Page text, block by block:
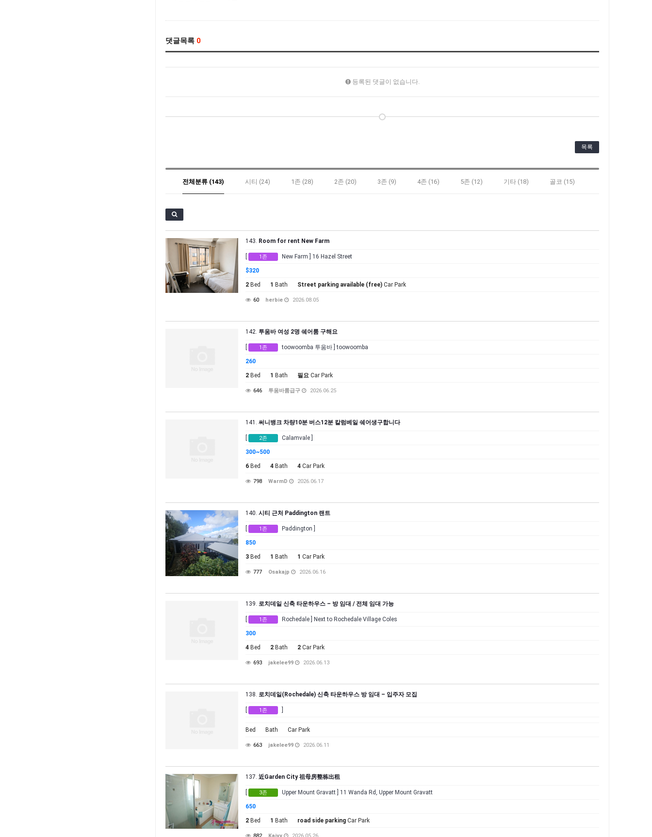
댓글목록 0
등록된 댓글이 없습니다.
목록
전체분류 (143) 시티 (24) 1존 (28) 2존 (20) 3존 (9) 4존 (16) 5존 (12) 기타 (18) 골코 (15)
143. Room for rent New Farm
1존 New Farm ] 16 Hazel Street
$320
2 Bed 1 Bath Street parking available (free) Car Park
60 herbie 2026.08.05
142. 투움바 여성 2명 쉐어룸 구해요
1존 toowoomba 투움바 ] toowoomba
260
2 Bed 1 Bath 필요 Car Park
646 투움바룸급구 2026.06.25
141. 써니뱅크 차량10분 버스12분 칼럼베일 쉐어생구합니다
2존 Calamvale ]
300~500
6 Bed 4 Bath 4 Car Park
798 WarmD 2026.06.17
140. 시티 근처 Paddington 랜트
1존 Paddington ]
850
3 Bed 1 Bath 1 Car Park
777 Osakajp 2026.06.16
139. 로치데일 신축 타운하우스 – 방 임대 / 전체 임대 가능
1존 Rochedale ] Next to Rochedale Village Coles
300
4 Bed 2 Bath 2 Car Park
693 jakelee99 2026.06.13
138. 로치데일(Rochedale) 신축 타운하우스 방 임대 – 입주자 모집
1존
Bed Bath Car Park
663 jakelee99 2026.06.11
137. 近Garden City 祖母房整栋出租
3존 Upper Mount Gravatt ] 11 Wanda Rd, Upper Mount Gravatt
650
2 Bed 1 Bath road side parking Car Park